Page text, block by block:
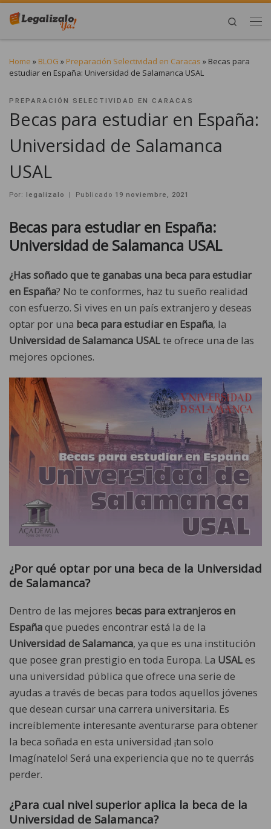
Search
Home » BLOG » Preparación Selectividad en Caracas » Becas para
estudiar en España: Universidad de Salamanca USAL
PREPARACIÓN SELECTIVIDAD EN CARACAS
Becas para estudiar en España:
Universidad de Salamanca
USAL
Por: legalizalo | Publicado 19 noviembre, 2021
Becas para estudiar en España:
Universidad de Salamanca USAL
¿Has soñado que te ganabas una beca para estudiar
en España? No te conformes, haz tu sueño realidad
con esfuerzo. Si vives en un país extranjero y deseas
optar por una beca para estudiar en España, la
Universidad de Salamanca USALte ofrece una de las
mejores opciones.
¿Por qué optar por una beca de la Universidad
de Salamanca?
Dentro de las mejores becas para extranjeros en
Españaque puedes encontrar está la de la
Universidad de Salamanca, ya que es una institución
que posee gran prestigio en toda Europa. La USALes
una universidad pública que ofrece una serie de
ayudas a través de becas para todos aquellos jóvenes
que desean cursar una carrera universitaria. Es
increíblemente interesante aventurarse para obtener
la beca soñada en esta universidad ¡tan solo
Imagínatelo! Será una experiencia que no te querrás
perder.
¿Para cual nivel superior aplica la beca de la
Universidad de Salamanca?